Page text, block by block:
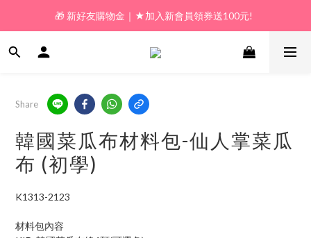
🎁 新好友購物金｜★加入新會員領券送100元!
🎁 新好友購物金｜★加入新會員領券送100元!
🎁 𝗟𝗶𝗻𝗲好友限定｜★新加好友送100元折價券!
Share
韓國菜瓜布材料包-仙人掌菜瓜
布 (初學)
K1313-2123
材料包內容